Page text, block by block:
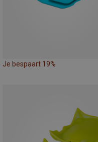
Je bespaart 19%